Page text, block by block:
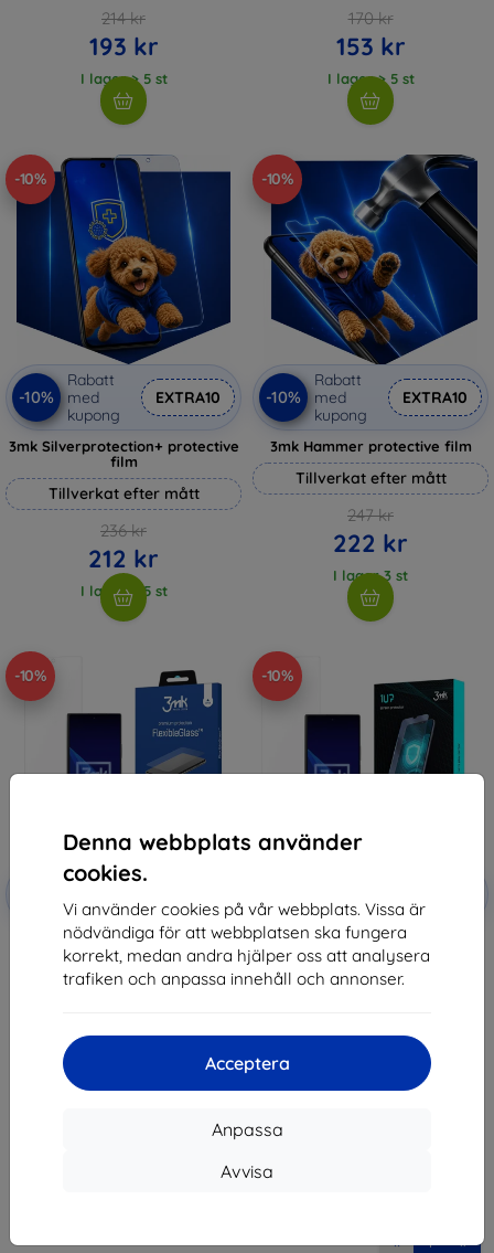
Denna webbplats använder
cookies.
Vi använder cookies på vår webbplats. Vissa är
nödvändiga för att webbplatsen ska fungera
korrekt, medan andra hjälper oss att analysera
trafiken och anpassa innehåll och annonser.
Acceptera
Anpassa
Avvisa
214 kr
193 kr
I lager > 5 st
170 kr
153 kr
I lager > 5 st
-10%
-10%
Rabatt
med
kupong
EXTRA10
3mk Silverprotection+ protective
film
Tillverkat efter mått
236 kr
212 kr
I lager > 5 st
-10%
-10%
Rabatt
med
kupong
EXTRA10
3mk Hammer protective film
Tillverkat efter mått
247 kr
222 kr
I lager 3 st
-10%
Rabatt
kupong
3mk FlexibleGlass Hybrid glass
for Samsung Galaxy Z Fold
Special Edition (front)
147 kr
-10%
kupong
3mk 1UP Protective film for
Samsung Galaxy Z Fold Special
Edition (front)
270 kr
« 1 »